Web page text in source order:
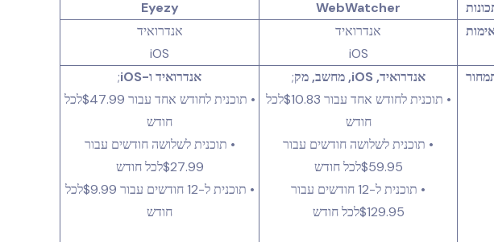
WebWatcher
Eyezy
אנדרואיד
iOS
אנדרואיד
iOS
אנדרואיד, iOS, מחשב, מק
;
• תוכנית לחודש אחד עבור $10.83לכל
חודש
• תוכנית לשלושה חודשים עבור
$59.95לכל חודש
• תוכנית ל-12 חודשים עבור
$129.95לכל חודש
אנדרואיד ו-iOS
;
• תוכנית לחודש אחד עבור $47.99לכל
חודש
• תוכנית לשלושה חודשים עבור
$27.99לכל חודש
• תוכנית ל-12 חודשים עבור
$9.99לכל
חודש